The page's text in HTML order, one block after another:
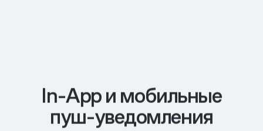
In-App и мобильные
пуш-уведомления